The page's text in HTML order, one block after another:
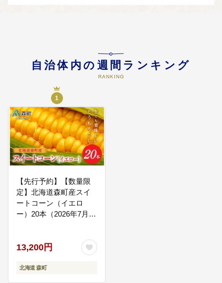
地域産業の振興に関する事業
07
その他町長が必要と認める事業
自治体内の週間ランキング
RANKING
1
【先行予約】【数量限
定】北海道森町産スイ
ートコーン（イエロ
ー）20本（2026年7月上
ウモロコシ とうきび 野
菜 やさい 北海道 ふるさ
と納税 森町 mr1-0146
13,200円
北海道 森町